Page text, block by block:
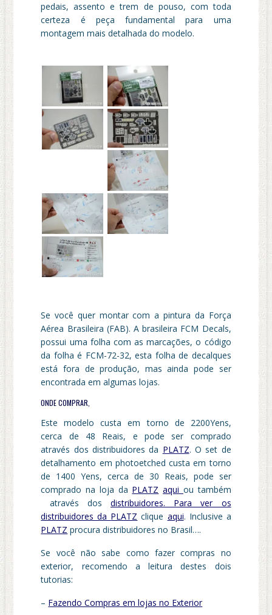
pedais, assento e trem de pouso, com toda
certeza é peça fundamental para uma
montagem mais detalhada do modelo.
Se você quer montar com a pintura da Força
Aérea Brasileira (FAB). A brasileira FCM Decals,
possui uma folha com as marcações, o código
da folha é FCM-72-32, esta folha de decalques
está fora de produção, mas ainda pode ser
encontrada em algumas lojas.
ONDE COMPRAR,
Este modelo custa em torno de 2200Yens,
cerca de 48 Reais, e pode ser comprado
através dos distribuidores da PLATZ. O set de
detalhamento em photoetched custa em torno
de 1400 Yens, cerca de 30 Reais, pode ser
comprado na loja da PLATZ aqui ou também
através dos distribuidores. Para ver os
distribuidores da PLATZ clique aqui. Inclusive a
PLATZ procura distribuidores no Brasil….
Se você não sabe como fazer compras no
exterior, recomendo a leitura destes dois
tutorias:
– Fazendo Compras em lojas no Exterior